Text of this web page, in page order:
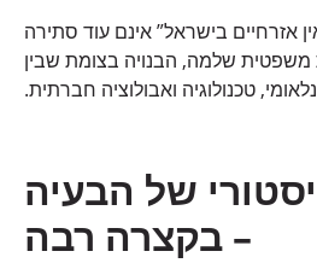
אזרחיים בישראל” אינם עוד סתירה
שלמה, הבנויה בצומת שבין
טכנולוגיה ואבולוציה חברתית.
של הבעיה
– בקצרה רבה